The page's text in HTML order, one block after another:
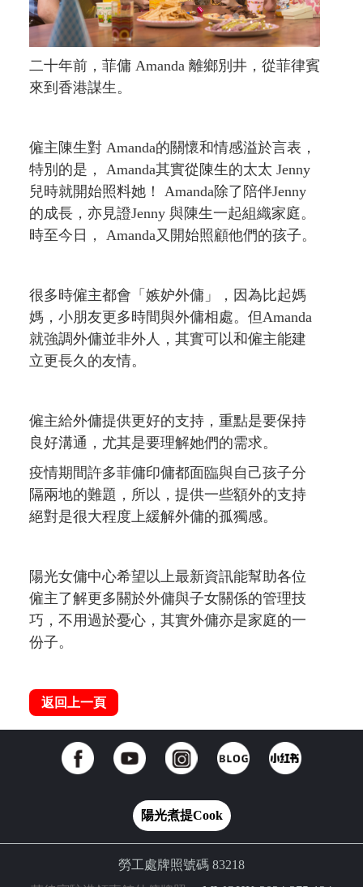
二十年前，菲傭 Amanda 離鄉別井，從菲律賓
來到香港謀生。
僱主陳生對 Amanda的關懷和情感溢於言表，
特別的是， Amanda其實從陳生的太太 Jenny
兒時就開始照料她！ Amanda除了陪伴Jenny
的成長，亦見證Jenny 與陳生一起組織家庭。
時至今日， Amanda又開始照顧他們的孩子。
很多時僱主都會「嫉妒外傭」，因為比起媽
媽，小朋友更多時間與外傭相處。但Amanda
就強調外傭並非外人，其實可以和僱主能建
立更長久的友情。
僱主給外傭提供更好的支持，重點是要保持
良好溝通，尤其是要理解她們的需求。
疫情期間許多菲傭印傭都面臨與自己孩子分
隔兩地的難題，所以，提供一些額外的支持
絕對是很大程度上緩解外傭的孤獨感。
陽光女傭中心希望以上最新資訊能幫助各位
僱主了解更多關於外傭與子女關係的管理技
巧，不用過於憂心，其實外傭亦是家庭的一
份子。
返回上一頁
陽光煮提Cook
勞工處牌照號碼 83218